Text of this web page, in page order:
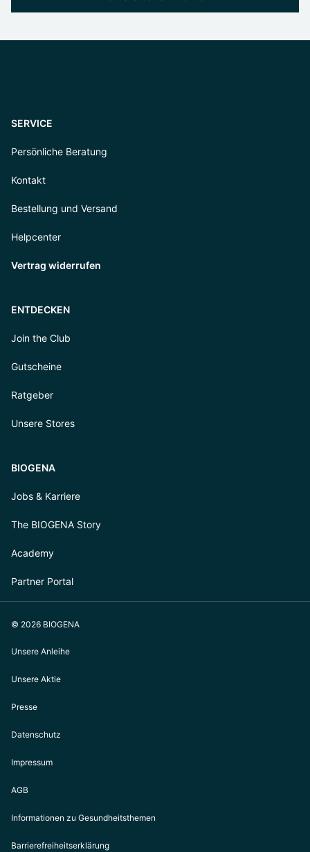
SERVICE
Persönliche Beratung
Kontakt
Bestellung und Versand
Helpcenter
Vertrag widerrufen
ENTDECKEN
Join the Club
Gutscheine
Ratgeber
Unsere Stores
BIOGENA
Jobs & Karriere
The BIOGENA Story
Academy
Partner Portal
© 2026 BIOGENA
Unsere Anleihe
Unsere Aktie
Presse
Datenschutz
Impressum
AGB
Informationen zu Gesundheitsthemen
Barrierefreiheitserklärung